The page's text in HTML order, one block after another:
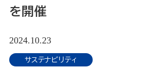
を開催
2024.10.23
サステナビリティ